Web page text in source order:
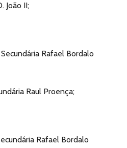
João II;
Rafael Bordalo
Raul Proença;
Rafael Bordalo